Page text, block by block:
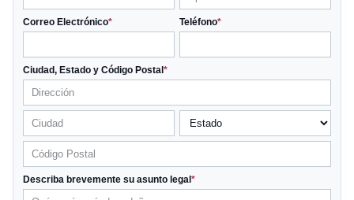
Correo Electrónico* Teléfono*
Ciudad, Estado y Código Postal *
Describa brevemente su asunto legal *